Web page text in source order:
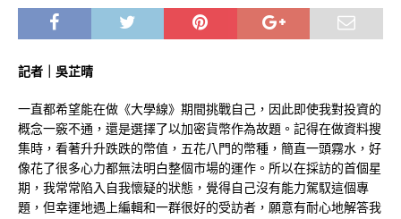
記者｜吳芷晴
一直都希望能在做《大學線》期間挑戰自己，因此即使我對投資的
概念一竅不通，還是選擇了以加密貨幣作為故題。記得在做資料搜
集時，看著升升跌跌的幣值，五花八門的幣種，簡直一頭霧水，好
像花了很多心力都無法明白整個市場的運作。所以在採訪的首個星
期，我常常陷入自我懷疑的狀態，覺得自己沒有能力駕馭這個專
題，但幸運地遇上編輯和一群很好的受訪者，願意有耐心地解答我